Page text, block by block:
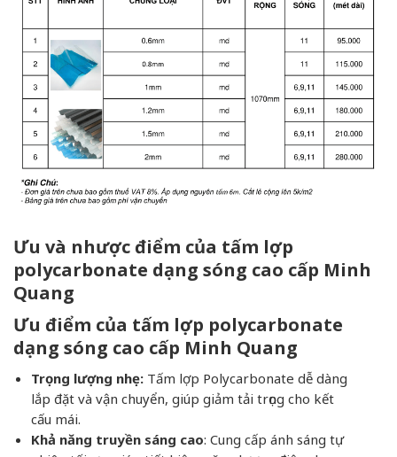
Ưu và nhược điểm của tấm lợp
polycarbonate dạng sóng cao cấp Minh
Quang
Ưu điểm của tấm lợp polycarbonate
dạng sóng cao cấp Minh Quang
Trọng lượng nhẹ:Tấm lợp Polycarbonate dễ dàng
lắp đặt và vận chuyển, giúp giảm tải trọng cho kết
cấu mái.
Khả năng truyền sáng cao: Cung cấp ánh sáng tự